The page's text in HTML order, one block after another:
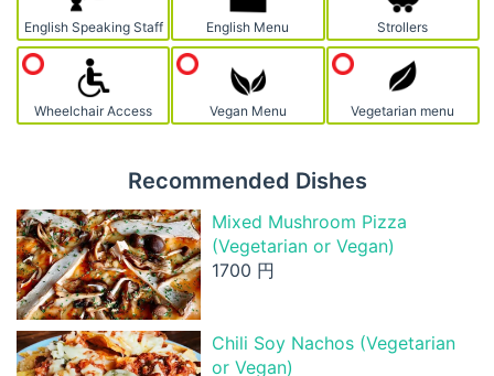
English Speaking Staff English Menu Strollers
Wheelchair Access Vegan Menu Vegetarian menu
Recommended Dishes
Mixed Mushroom Pizza
(Vegetarian or Vegan)
1700 円
Chili Soy Nachos (Vegetarian
or Vegan)